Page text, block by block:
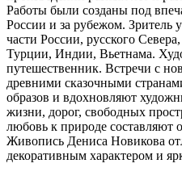
Работы были созданы под
России и за рубежом. Зритель
части России, русского
Турции, Индии, Вьетнама.
путешественник. Встречи с
древними сказочными
образов и вдохновляют
жизни, дорог, свободных
любовь к природе составляют
Живопись Дениса Новикова
декоративным характером и